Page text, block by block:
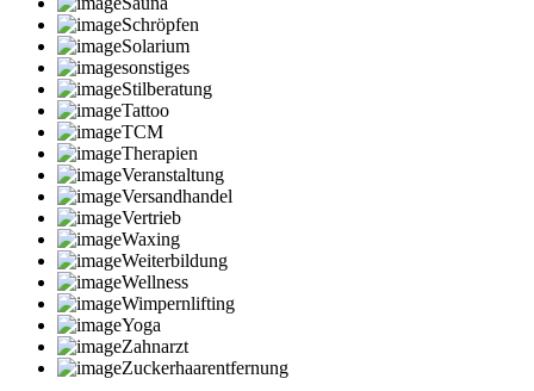
Schröpfen
Solarium
sonstiges
Stilberatung
Tattoo
TCM
Therapien
Veranstaltung
Versandhandel
Vertrieb
Waxing
Weiterbildung
Wellness
Wimpernlifting
Yoga
Zahnarzt
Zuckerhaarentfernung